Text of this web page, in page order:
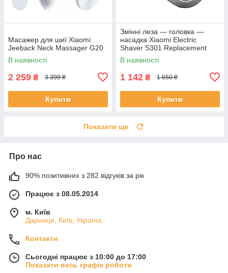
Масажер для шиї Xiaomi
Jeeback Neck Massager G20
В наявності
2 259 ₴ 3 399 ₴
Купити
Змінні леза — головка —
насадка Xiaomi Electric
Shaver S301 Replacement
Head
В наявності
1 142 ₴ 1 650 ₴
Купити
Показати ще
Про нас
90% позитивних з 282 відгуків за рік
Працює з 08.05.2014
м. Київ
Дарниця, Київ, Україна
Контакти
Сьогодні працює з 10:00 до 17:00
Показати весь графік роботи